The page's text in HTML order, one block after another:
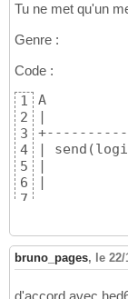
Tu ne met qu'un
Genre :
Code :
1
2
3
4
5
6
7
A
|
bruno_pages, le